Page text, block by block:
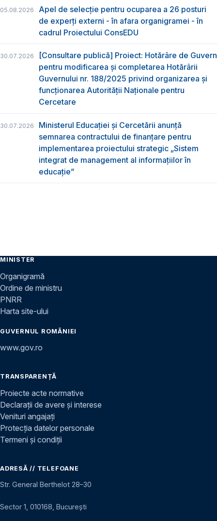
05.08.2026
Apel de selecție pentru ocuparea a 26 posturi
de experți externi - în afara organigramei - în
cadrul Proiectului ConsEDU
30.07.2026
[Consultare publică] Proiect: Hotărâre de Guvern
pentru modificarea și completarea Hotărârii
Guvernului nr. 188/2025 privind organizarea şi
funcţionarea Autorităţii Naţionale pentru
Cercetare
30.07.2026
Ministerul Educației și Cercetării anunță
semnarea contractului de finanțare pentru
implementarea proiectului strategic „Sistem
integrat de management al informațiilor în
educație”
MINISTER
Organigramă
Ordine de ministru
PNRR
Harta site-ului
GUVERNUL ROMÂNIEI
www.gov.ro
TRANSPARENȚĂ
Proiecte acte normative
Declarații de avere și interese
Venituri angajați
Protecția datelor personale
Termeni și condiții
ADRESĂ // TELEFOANE
Str. General Berthelot 28–30
Sector 1, 010168, București